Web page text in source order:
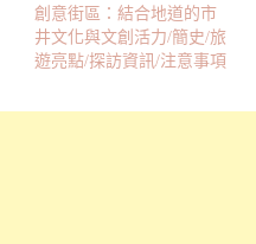
創意街區：結合地道的市
井文化與文創活力/簡史/旅
遊亮點/探訪資訊/注意事項